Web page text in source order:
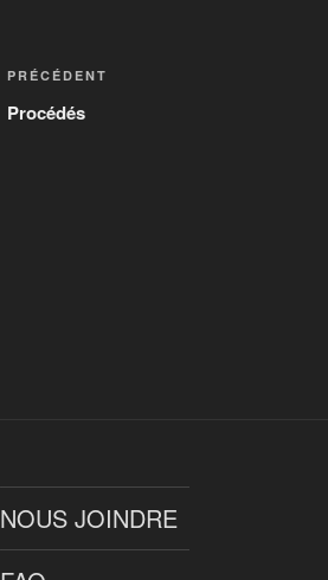
Navigation
de
Article
précédent
PRÉCÉDENT
Procédés
NOUS JOINDRE